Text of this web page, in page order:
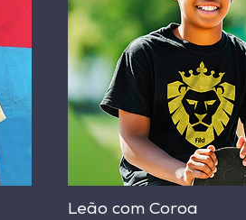
Leão com Coroa